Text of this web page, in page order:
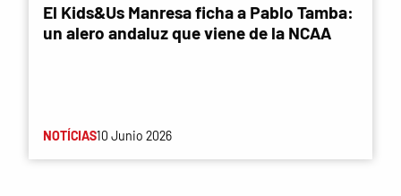
El Kids&Us Manresa ficha a Pablo Tamba:
un alero andaluz que viene de la NCAA
NOTÍCIAS10 Junio 2026